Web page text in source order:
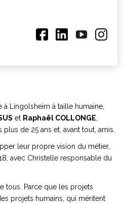
à Lingolsheim à taille humaine,
et Raphaël COLLONGE
de 25 ans et, avant tout, amis.
leur propre vision du métier,
avec Christelle responsable du
tous. Parce que les projets
projets humains, qui méritent